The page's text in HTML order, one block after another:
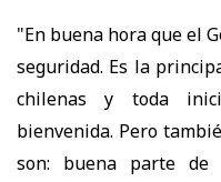
"En buena hora que el
seguridad. Es la
chilenas y toda
bienvenida. Pero
son: buena parte de